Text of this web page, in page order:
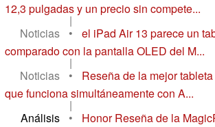
12,3 pulgadas y un precio sin compete...
|
Noticias
•
el iPad Air 13 parece un
comparado con la pantalla OLED del M...
|
Noticias
•
Reseña de la mejor
que funciona simultáneamente con A...
|
Análisis
•
Honor Reseña de la